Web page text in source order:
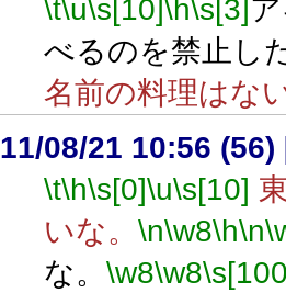
\t\u\s[10]\h\s[3]
べるのを禁止し
名前の料理はな
11/08/21 10:56 (56)
\t\h\s[0]\u\s[10]
いな。 \n\w8\h\n
な。 \w8\w8